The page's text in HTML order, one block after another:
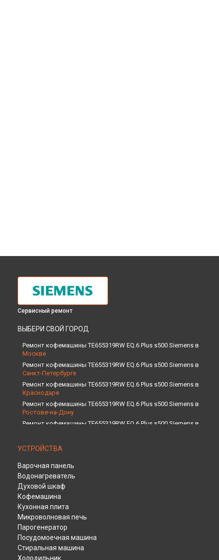
Сервисный ремонт
ВЫБЕРИ СВОЙ ГОРОД
Ремонт кофемашины TE655319RW EQ.6 Plus s500 Siemens в
Москве
Ремонт кофемашины TE655319RW EQ.6 Plus s500 Siemens в
Санкт-Петербурге
Ремонт кофемашины TE655319RW EQ.6 Plus s500 Siemens в
Краснодаре
Ремонт кофемашины TE655319RW EQ.6 Plus s500 Siemens в
Ростове-на-Дону
Ремонт кофемашины TE655319RW EQ.6 Plus s500 Siemens в
Ремонт кофемашины TE655319RW EQ.6 Plus s500 Siemens в
Новосибирске
Ремонт кофемашины TE655319RW EQ.6 Plus s500 Siemens в
Челябинске
Ремонт кофемашины TE655319RW EQ.6 Plus s500 Siemens в
Екатеринбурге
Ремонт кофемашины TE655319RW EQ.6 Plus s500 Siemens в
Казани
Ремонт кофемашины TE655319RW EQ.6 Plus s500 Siemens в
Уфе
Ремонт кофемашины TE655319RW EQ.6 Plus s500 Siemens в
Воронеже
УСТРОЙСТВА
Варочная панель
Водонагреватель
Духовой шкаф
Кофемашина
Кухонная плита
Микроволновая печь
Парогенератор
Посудомоечная машина
Стиральная машина
Холодильник